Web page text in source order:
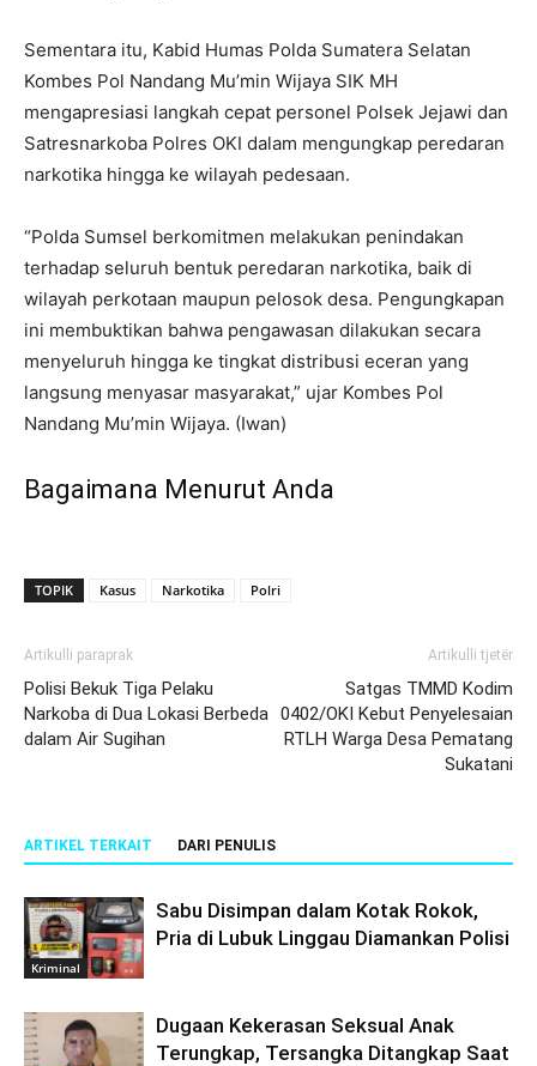
Sementara itu, Kabid Humas Polda Sumatera Selatan
Kombes Pol Nandang Mu’min Wijaya SIK MH
mengapresiasi langkah cepat personel Polsek Jejawi dan
Satresnarkoba Polres OKI dalam mengungkap peredaran
narkotika hingga ke wilayah pedesaan.
“Polda Sumsel berkomitmen melakukan penindakan
terhadap seluruh bentuk peredaran narkotika, baik di
wilayah perkotaan maupun pelosok desa. Pengungkapan
ini membuktikan bahwa pengawasan dilakukan secara
menyeluruh hingga ke tingkat distribusi eceran yang
langsung menyasar masyarakat,” ujar Kombes Pol
Nandang Mu’min Wijaya. (Iwan)
Bagaimana Menurut Anda
TOPIK Kasus Narkotika Polri
Artikulli paraprak
Polisi Bekuk Tiga Pelaku
Narkoba di Dua Lokasi Berbeda
dalam Air Sugihan
Artikulli tjetër
Satgas TMMD Kodim
0402/OKI Kebut Penyelesaian
RTLH Warga Desa Pematang
Sukatani
ARTIKEL TERKAIT DARI PENULIS
Kriminal
Sabu Disimpan dalam Kotak Rokok,
Pria di Lubuk Linggau Diamankan Polisi
Dugaan Kekerasan Seksual Anak
Terungkap, Tersangka Ditangkap Saat